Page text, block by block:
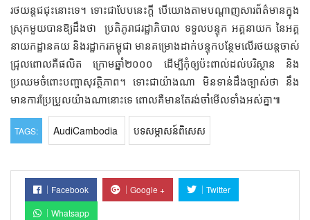
រថយន្ត​ជជុះ​នោះ​ទេ។ ទោះ​ជា​បែប​នេះ​ក្ដី​ ​បើ​យោង​តាម​បណ្ដាញ​សារព័ត៌មាន​ក្នុង​
ស្រុក​មួយ​បាន​​ឱ្យ​ដឹង​ថា​​ ​​ ប្រតិភូ​រាជរដ្ឋាភិបាល​ ​ទទួលបន្ទុក​ ​អគ្គនាយក​ ​នៃ​អគ្គ
នាយកដ្ឋាន​គយ​ ​និង​រដ្ឋាករ​កម្ពុជា​​ ​មាន​គម្រោង​ដាក់​បន្ទុក​បន្ថែម​លើ​រថយន្ត​ចាស់​
ជ្រុល​ពោល​គឺ​ផលិត​ ក្រោម​ឆ្នាំ​២០០០​ ​ដើម្បី​កុំ​ឲ្យ​ប៉ះពាល់​ដល់​បរិស្ថាន​ ​និង​
ប្រឈម​ចំពោះ​បញ្ហា​សុវត្ថិភាព។ ​ទោះ​ជា​យ៉ាង​ណា​ មិន​ទាន់​ដឹងច្បាស់​​ថា​ នឹង​
មាន​ការ​ប្រែ​ប្រួល​យ៉ាង​ណា​នោះ​ទេ ពោល​គឺ​មាន​តែ​រង់​ចាំ​​មើល​ទាំង​អស់​គ្នា៕​​​​​​
TAGS: AudiCambodia បទសម្ភាសន៍ពិសេស
Facebook Google +
Twitter
Whatsapp